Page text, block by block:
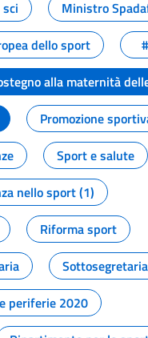
Ministro
dello sport
alla maternità
Promozione
Sport e salute
nello sport (1)
Riforma sport
periferie 2020